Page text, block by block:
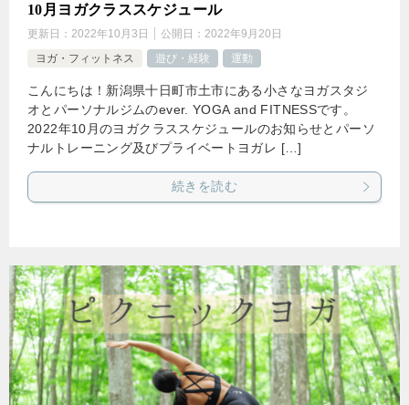
10月ヨガクラススケジュール
更新日： 2022年10月3日 公開日： 2022年9月20日
ヨガ・フィットネス
遊び・経験 運動
こんにちは！新潟県十日町市土市にある小さなヨガスタジ
オとパーソナルジムのever. YOGA and FITNESSです。
2022年10月のヨガクラススケジュールのお知らせとパーソ
ナルトレーニング及びプライベートヨガレ […]
続きを読む